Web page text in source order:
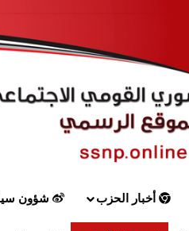
أخبار الحزب شؤون